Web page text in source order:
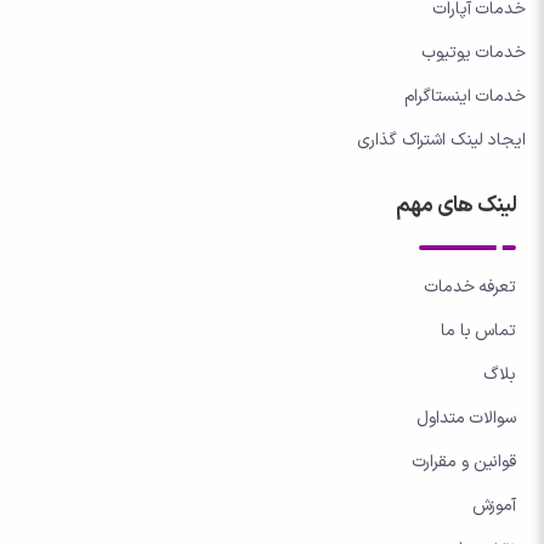
خدمات آپارات
خدمات یوتیوب
خدمات اینستاگرام
ایجاد لینک اشتراک گذاری
لینک های مهم
تعرفه خدمات
تماس با ما
بلاگ
سوالات متداول
قوانین و مقرارت
آموزش